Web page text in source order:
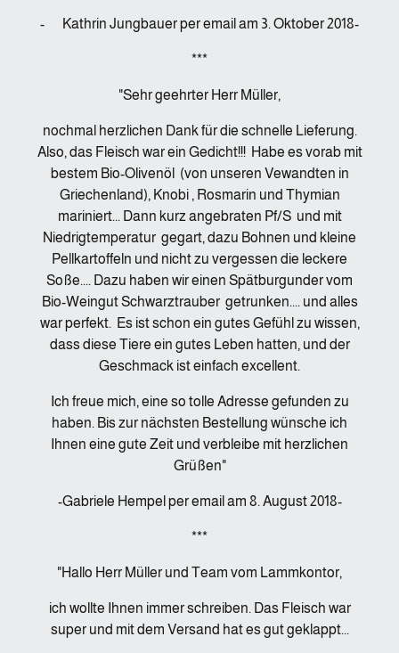
- Kathrin Jungbauer per email am 3. Oktober 2018-
***
"Sehr geehrter Herr Müller,
nochmal herzlichen Dank für die schnelle Lieferung.
Also, das Fleisch war ein Gedicht!!! Habe es vorab mit
bestem Bio-Olivenöl (von unseren Vewandten in
Griechenland), Knobi , Rosmarin und Thymian
mariniert... Dann kurz angebraten Pf/S und mit
Niedrigtemperatur gegart, dazu Bohnen und kleine
Pellkartoffeln und nicht zu vergessen die leckere
Soße.... Dazu haben wir einen Spätburgunder vom
Bio-Weingut Schwarztrauber getrunken.... und alles
war perfekt. Es ist schon ein gutes Gefühl zu wissen,
dass diese Tiere ein gutes Leben hatten, und der
Geschmack ist einfach excellent.
Ich freue mich, eine so tolle Adresse gefunden zu
haben. Bis zur nächsten Bestellung wünsche ich
Ihnen eine gute Zeit und verbleibe mit herzlichen
Grüßen"
-Gabriele Hempel per email am 8. August 2018-
***
"Hallo Herr Müller und Team vom Lammkontor,
ich wollte Ihnen immer schreiben. Das Fleisch war
super und mit dem Versand hat es gut geklappt...